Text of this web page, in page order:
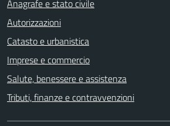
Anagrafe e stato civile
Autorizzazioni
Catasto e urbanistica
Imprese e commercio
Salute, benessere e assistenza
Tributi, finanze e contravvenzioni